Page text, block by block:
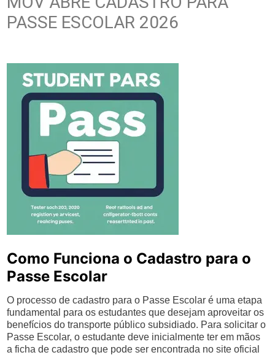
PASSE ESCOLAR 2026
Como Funciona o Cadastro para o
Passe Escolar
O processo de cadastro para o Passe Escolar é uma etapa
fundamental para os estudantes que desejam aproveitar os
benefícios do transporte público subsidiado. Para solicitar o
Passe Escolar, o estudante deve inicialmente ter em mãos
a ficha de cadastro que pode ser encontrada no site oficial